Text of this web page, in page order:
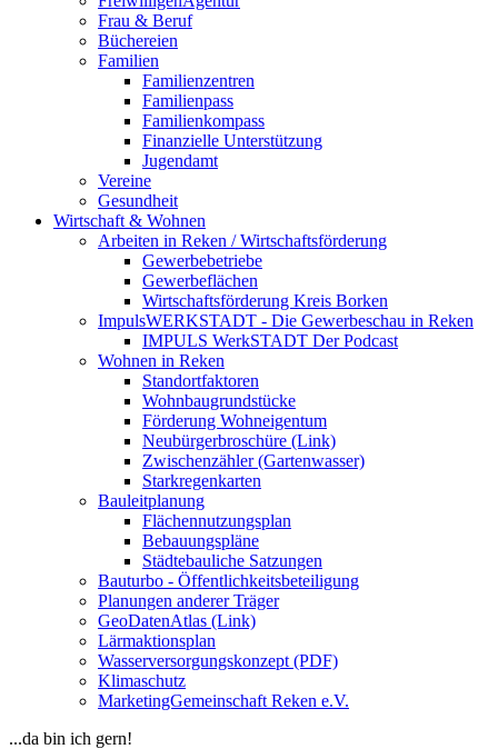
Frau & Beruf
Büchereien
Familien
Familienzentren
Familienpass
Familienkompass
Finanzielle Unterstützung
Jugendamt
Vereine
Gesundheit
Wirtschaft & Wohnen
Arbeiten in Reken / Wirtschaftsförderung
Gewerbebetriebe
Gewerbeflächen
Wirtschaftsförderung Kreis Borken
ImpulsWERKSTADT - Die Gewerbeschau in Reken
IMPULS WerkSTADT Der Podcast
Wohnen in Reken
Standortfaktoren
Wohnbaugrundstücke
Förderung Wohneigentum
Neubürgerbroschüre (Link)
Zwischenzähler (Gartenwasser)
Starkregenkarten
Bauleitplanung
Flächennutzungsplan
Bebauungspläne
Städtebauliche Satzungen
Bauturbo - Öffentlichkeitsbeteiligung
Planungen anderer Träger
GeoDatenAtlas (Link)
Lärmaktionsplan
Wasserversorgungskonzept (PDF)
Klimaschutz
MarketingGemeinschaft Reken e.V.
...da bin ich gern!